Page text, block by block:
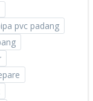
pvc padang